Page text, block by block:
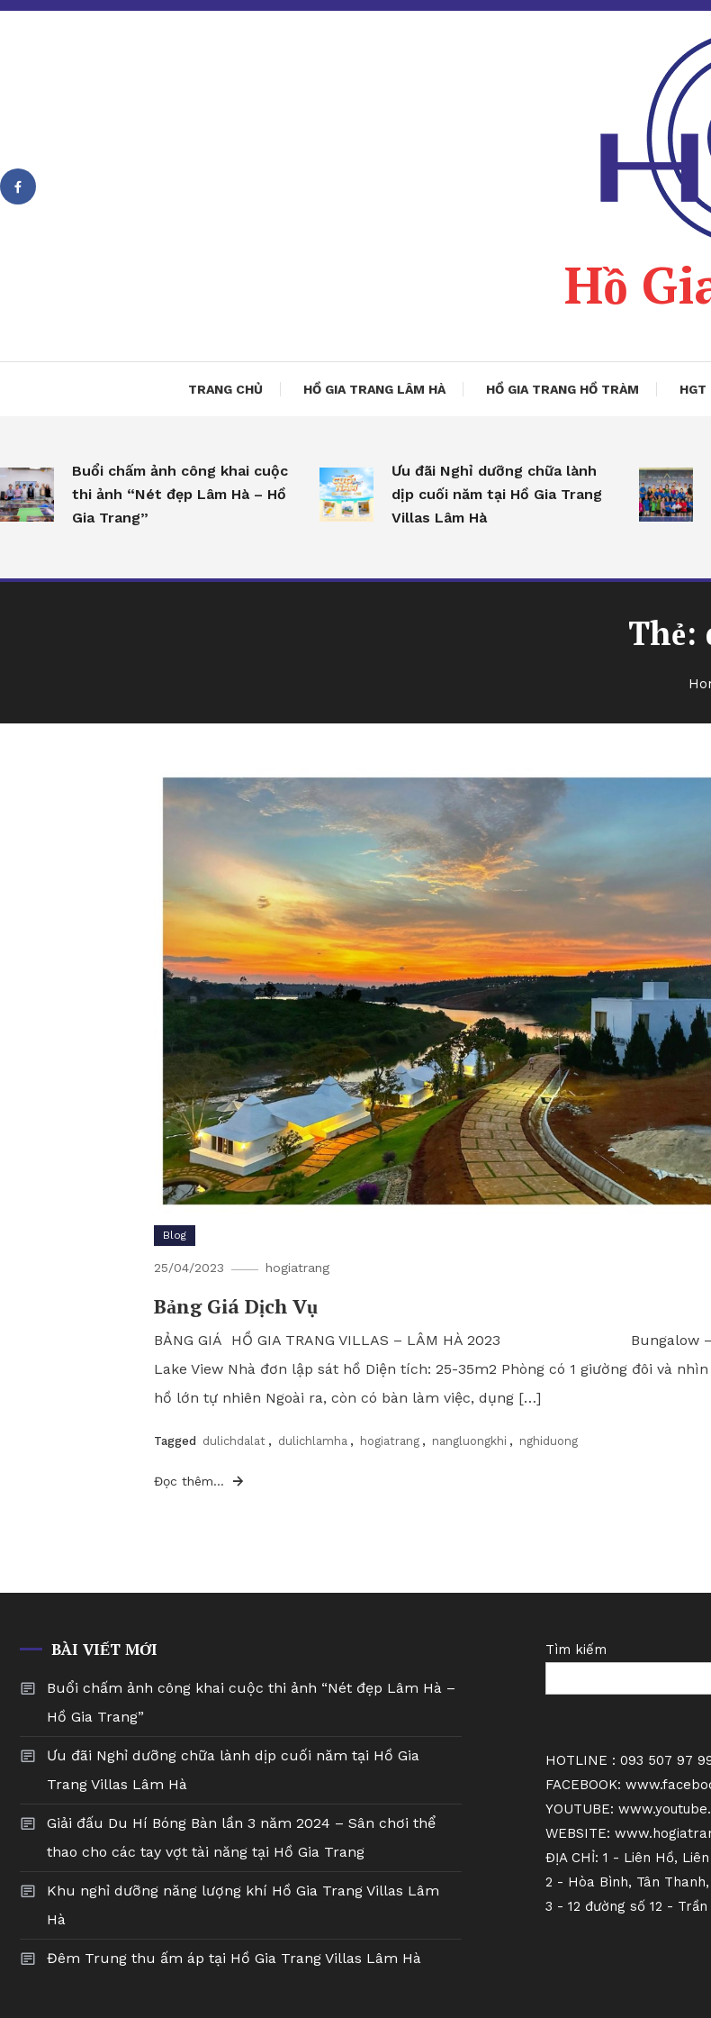
Skip
Hồ
TRANG CHỦ HỒ GIA TRANG LÂM HÀ HỒ GIA TRANG HỒ TRÀM HGT
Buổi chấm ảnh công khai cuộc
thi ảnh “Nét đẹp Lâm Hà – Hồ
Gia Trang”
Ưu đãi Nghỉ dưỡng chữa lành
dịp cuối năm tại Hồ Gia Trang
Villas Lâm Hà
Thẻ:
Blog
25/04/2023 hogiatrang
Bảng Giá Dịch Vụ
BẢNG GIÁ HỒ GIA TRANG VILLAS – LÂM HÀ 2023 Bungalow –
Lake View Nhà đơn lập sát hồ Diện tích: 25-35m2 Phòng có 1 giường đôi và
hồ lớn tự nhiên Ngoài ra, còn có bàn làm việc, dụng […]
Tagged dulichdalat , dulichlamha , hogiatrang , nangluongkhi , nghiduong
Đọc thêm...
BÀI VIẾT MỚI
Buổi chấm ảnh công khai cuộc thi ảnh “Nét đẹp Lâm Hà –
Hồ Gia Trang”
Ưu đãi Nghỉ dưỡng chữa lành dịp cuối năm tại Hồ Gia
Trang Villas Lâm Hà
Giải đấu Du Hí Bóng Bàn lần 3 năm 2024 – Sân chơi thể
thao cho các tay vợt tài năng tại Hồ Gia Trang
Khu nghỉ dưỡng năng lượng khí Hồ Gia Trang Villas Lâm
Hà
Đêm Trung thu ấm áp tại Hồ Gia Trang Villas Lâm Hà
Tìm kiếm
HOTLINE : 093 507 97
FACEBOOK:
YOUTUBE:
WEBSITE:
ĐỊA CHỈ: 1 - Liên Hồ,
2 - Hòa Bình, Tân
3 - 12 đường số 12 -